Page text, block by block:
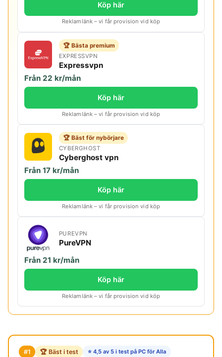
Köp här
Reklamlänk – vi får provision vid köp
🏆 Bästa premium
EXPRESSVPN
Expressvpn
Från 22 kr/mån
Köp här
Reklamlänk – vi får provision vid köp
🏆 Bäst för nybörjare
CYBERGHOST
Cyberghost vpn
Från 17 kr/mån
Köp här
Reklamlänk – vi får provision vid köp
PUREVPN
PureVPN
Från 21 kr/mån
Köp här
Reklamlänk – vi får provision vid köp
#1 🏆 Bäst i test
⭐ 4,5 av 5 i test på PC för Alla